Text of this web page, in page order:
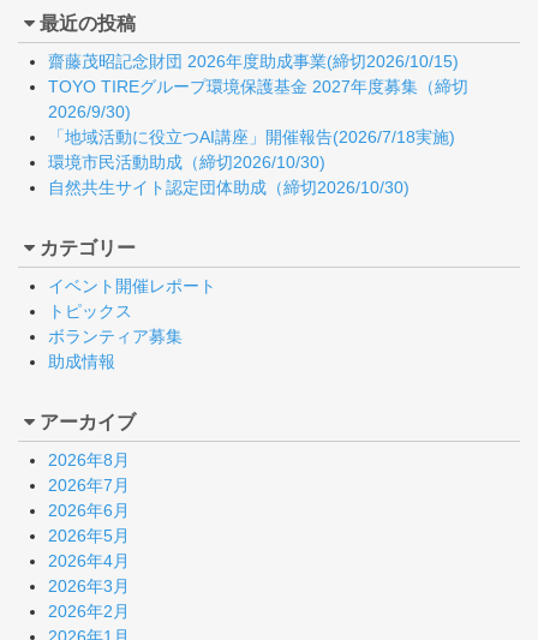
最近の投稿
齋藤茂昭記念財団 2026年度助成事業(締切2026/10/15)
TOYO TIREグループ環境保護基金 2027年度募集（締切
2026/9/30)
「地域活動に役立つAI講座」開催報告(2026/7/18実施)
環境市民活動助成（締切2026/10/30)
自然共生サイト認定団体助成（締切2026/10/30)
カテゴリー
イベント開催レポート
トピックス
ボランティア募集
助成情報
アーカイブ
2026年8月
2026年7月
2026年6月
2026年5月
2026年4月
2026年3月
2026年2月